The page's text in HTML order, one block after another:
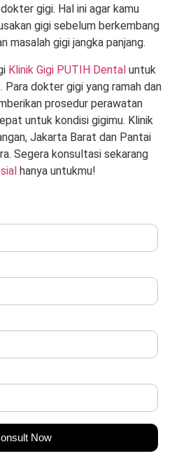
gigi. Hal ini agar kamu
gigi sebelum berkembang
masalah gigi jangka panjang.
Klinik Gigi PUTIH Dental untuk
dokter gigi yang ramah dan
prosedur perawatan
untuk kondisi gigimu. Klinik
Jakarta Barat dan Pantai
Segera konsultasi sekarang
hanya untukmu!
Now